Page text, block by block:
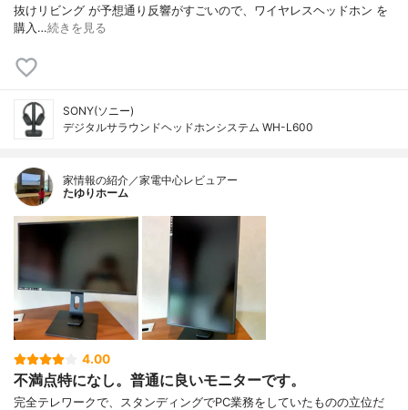
抜けリビング が予想通り反響がすごいので、ワイヤレスヘッドホン を
購入…続きを見る
SONY(ソニー)
デジタルサラウンドヘッドホンシステム WH-L600
家情報の紹介／家電中心レビュアー
たゆりホーム
4.00
不満点特になし。普通に良いモニターです。
完全テレワークで、スタンディングでPC業務をしていたものの立位だ